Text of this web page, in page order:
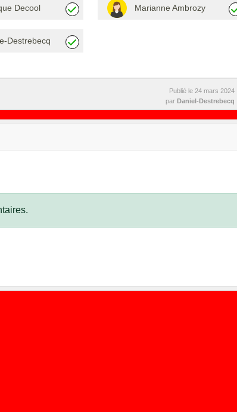
Decool Marianne Ambrozy
Destrebecq
Publié le 24 mars 2024
par Daniel-Destrebecq